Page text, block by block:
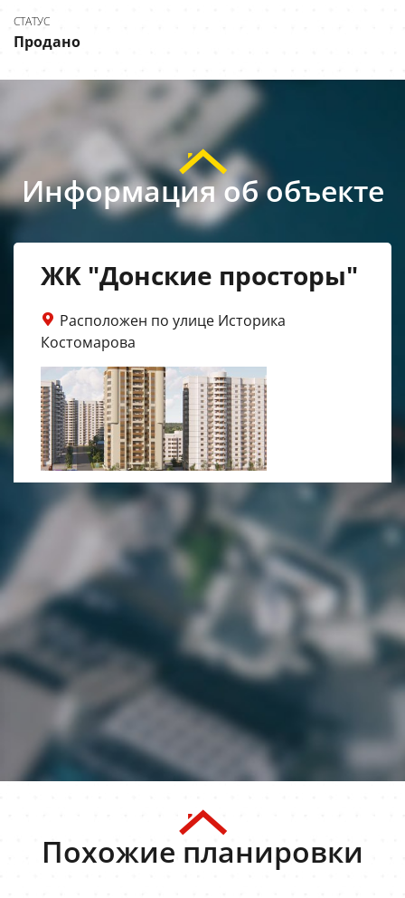
СТАТУС
Продано
Информация об объекте
ЖK "Донские просторы"
Расположен по улице Историка
Костомарова
Похожие планировки